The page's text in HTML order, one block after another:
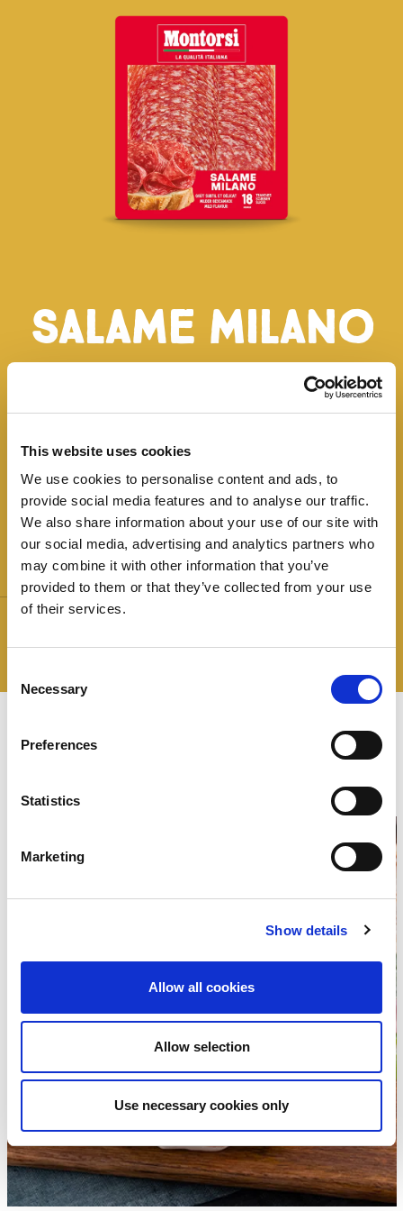
This website uses cookies
We use cookies to personalise content and ads, to
provide social media features and to analyse our traffic.
We also share information about your use of our site with
our social media, advertising and analytics partners who
may combine it with other information that you’ve
provided to them or that they’ve collected from your use
of their services.
Selection
Necessary
Preferences
Statistics
Marketing
Show details
Allow all cookies
Allow selection
Use necessary cookies only
Gewicht:
100g
Salame Milano
Hergestellt nach klassischer Mailänder Rezeptur
mit feiner Körnung. Besonders mild im Geschmack,
Milcherzeugnisse.